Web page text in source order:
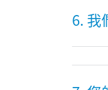
6. 我